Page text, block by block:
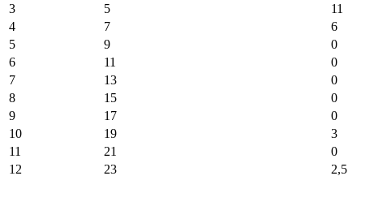
3
5 11
4
7 6
5
9 0
6
11 0
7
13 0
8
15 0
9
17 0
10
19 3
11
21 0
12
23 2,5